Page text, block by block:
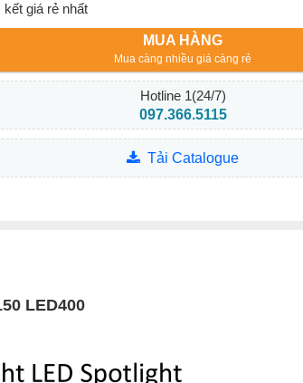
kết giá rẻ nhất
MUA HÀNG
Mua càng nhiều giá càng rẻ
Hotline 1(24/7)
097.366.5115
Tải Catalogue
LED400